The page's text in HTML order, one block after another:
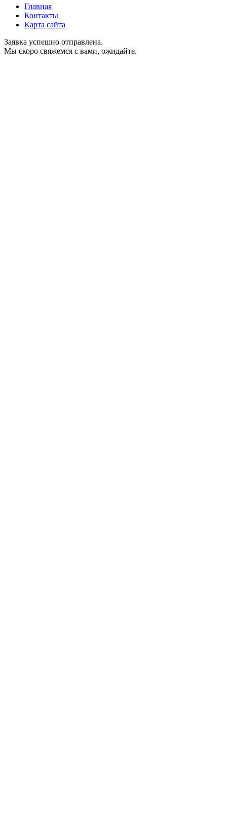
Главная
Контакты
Карта сайта
Заявка успешно отправлена.
Мы скоро свяжемся с вами, ожидайте.